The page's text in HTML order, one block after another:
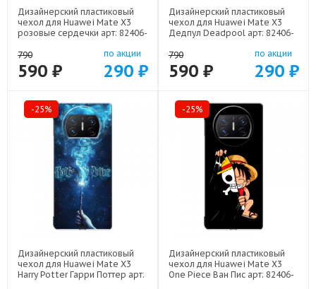
Дизайнерский пластиковый
чехол для Huawei Mate X3
розовые сердечки арт: 82406-
790
590 ₽
по акции
290 ₽
Дизайнерский пластиковый
чехол для Huawei Mate X3
Дедпул Deadpool арт: 82406-
790
590 ₽
по акции
290 ₽
-25%
Дизайнерский пластиковый
чехол для Huawei Mate X3
Harry Potter Гарри Поттер арт:
-25%
Дизайнерский пластиковый
чехол для Huawei Mate X3
One Piece Ван Пис арт: 82406-